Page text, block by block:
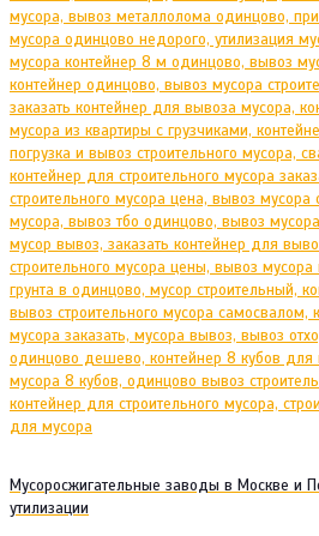
Мусоросжигательные заводы в Москве и
утилизации